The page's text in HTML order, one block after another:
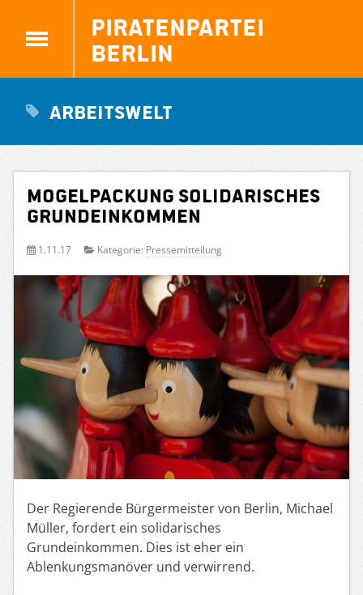
Piratenpartei
Berlin
Arbeitswelt
Mogelpackung solidarisches
Grundeinkommen
1.11.17 Kategorie: Pressemitteilung
Der Regierende Bürgermeister von Berlin, Michael
Müller, fordert ein solidarisches
Grundeinkommen. Dies ist eher ein
Ablenkungsmanöver und verwirrend.